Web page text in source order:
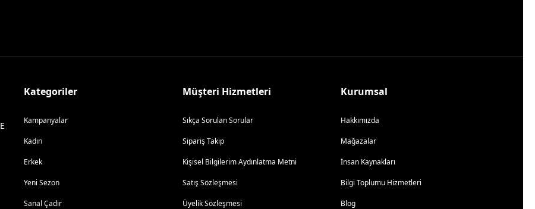
Kategoriler
Kampanyalar
Kadın
Erkek
Yeni Sezon
Sanal Çadır
Müşteri Hizmetleri
Sıkça Sorulan Sorular
Sipariş Takip
Kişisel Bilgilerim Aydınlatma Metni
Satış Sözleşmesi
Üyelik Sözleşmesi
Kurumsal
Hakkımızda
Mağazalar
İnsan Kaynakları
Bilgi Toplumu Hizmetleri
Blog